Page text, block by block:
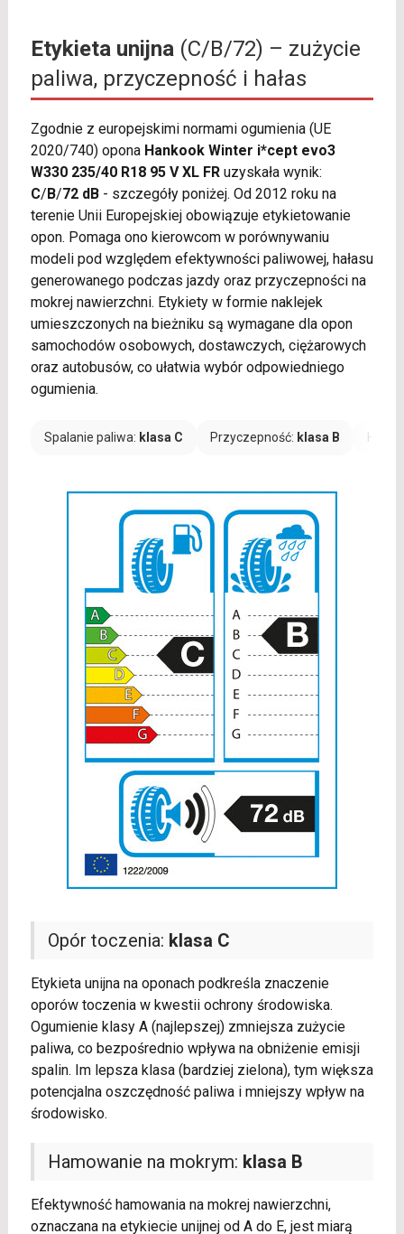
Etykieta unijna(C/B/72) – zużycie
paliwa, przyczepność i hałas
Zgodnie z europejskimi normami ogumienia (UE
2020/740) opona Hankook Winter i*cept evo3
W330 235/40 R18 95 V XL FRuzyskała wynik:
C/B/72 dB- szczegóły poniżej. Od 2012 roku na
terenie Unii Europejskiej obowiązuje etykietowanie
opon. Pomaga ono kierowcom w porównywaniu
modeli pod względem efektywności paliwowej, hałasu
generowanego podczas jazdy oraz przyczepności na
mokrej nawierzchni. Etykiety w formie naklejek
umieszczonych na bieżniku są wymagane dla opon
samochodów osobowych, dostawczych, ciężarowych
oraz autobusów, co ułatwia wybór odpowiedniego
ogumienia.
Spalanie paliwa: klasa C Przyczepność: klasa B
Opór toczenia: klasa C
Etykieta unijna na oponach podkreśla znaczenie
oporów toczenia w kwestii ochrony środowiska.
Ogumienie klasy A (najlepszej) zmniejsza zużycie
paliwa, co bezpośrednio wpływa na obniżenie emisji
spalin. Im lepsza klasa (bardziej zielona), tym większa
potencjalna oszczędność paliwa i mniejszy wpływ na
środowisko.
Hamowanie na mokrym: klasa B
Efektywność hamowania na mokrej nawierzchni,
oznaczana na etykiecie unijnej od A do E, jest miarą